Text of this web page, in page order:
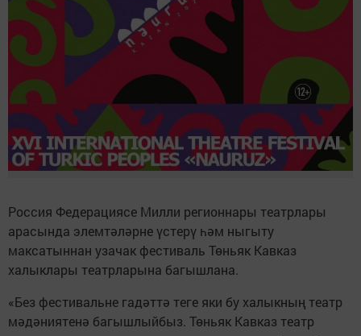
Россия Федерациясе Милли регионнары театрлары
арасында элемтәләрне үстерү һәм ныгыту
максатыннан узачак фестиваль Төньяк Кавказ
халыклары театрларына багышлана.
«Без фестивальне гадәттә теге яки бу халыкның театр
мәдәниятенә багышлыйбыз. Төньяк Кавказ театр